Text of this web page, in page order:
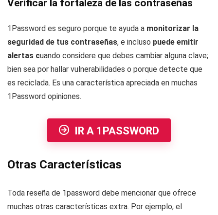
Verificar la fortaleza de las contraseñas
1Password es seguro porque te ayuda a monitorizar la
seguridad de tus contraseñas, e incluso puede emitir
alertas cuando considere que debes cambiar alguna clave;
bien sea por hallar vulnerabilidades o porque detecte que
es reciclada. Es una característica apreciada en muchas
1Password opiniones.
IR A 1PASSWORD
Otras Características
Toda reseña de 1password debe mencionar que ofrece
muchas otras características extra. Por ejemplo, el